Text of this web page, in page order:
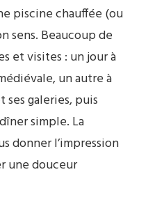
piscine chauffée (ou
sens. Beaucoup de
et visites : un jour à
un autre à
ses galeries, puis
simple. La
donner l’impression
une douceur